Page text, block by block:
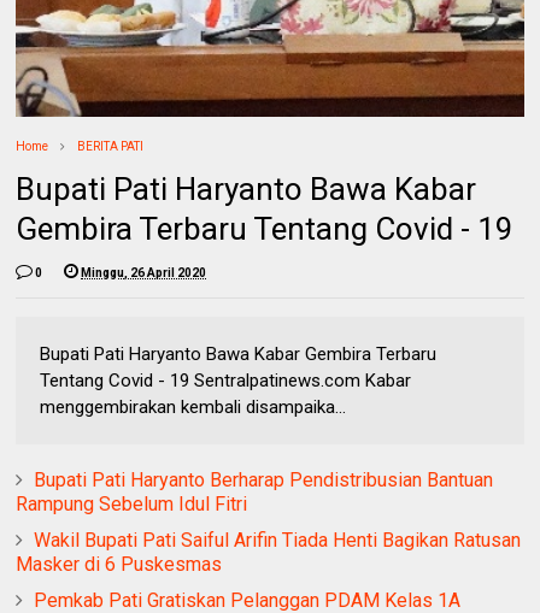
Home BERITA PATI
Bupati Pati Haryanto Bawa Kabar
Gembira Terbaru Tentang Covid - 19
0 Minggu, 26 April 2020
Bupati Pati Haryanto Bawa Kabar Gembira Terbaru
Tentang Covid - 19 Sentralpatinews.com Kabar
menggembirakan kembali disampaika...
Bupati Pati Haryanto Berharap Pendistribusian Bantuan
Rampung Sebelum Idul Fitri
Wakil Bupati Pati Saiful Arifin Tiada Henti Bagikan Ratusan
Masker di 6 Puskesmas
Pemkab Pati Gratiskan Pelanggan PDAM Kelas 1A